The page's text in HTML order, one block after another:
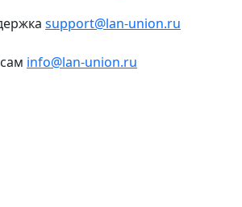
support@lan-union.ru
info@lan-union.ru